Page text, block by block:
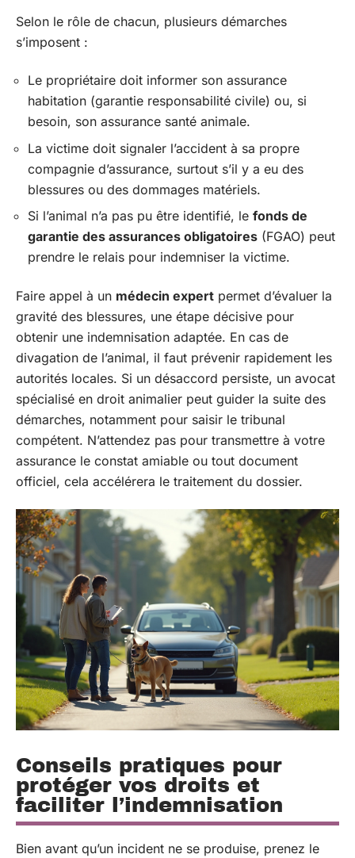
Selon le rôle de chacun, plusieurs démarches
s’imposent :
Le propriétaire doit informer son assurance
habitation (garantie responsabilité civile) ou, si
besoin, son assurance santé animale.
La victime doit signaler l’accident à sa propre
compagnie d’assurance, surtout s’il y a eu des
blessures ou des dommages matériels.
Si l’animal n’a pas pu être identifié, le fonds de
garantie des assurances obligatoires (FGAO) peut
prendre le relais pour indemniser la victime.
Faire appel à un médecin expert permet d’évaluer la
gravité des blessures, une étape décisive pour
obtenir une indemnisation adaptée. En cas de
divagation de l’animal, il faut prévenir rapidement les
autorités locales. Si un désaccord persiste, un avocat
spécialisé en droit animalier peut guider la suite des
démarches, notamment pour saisir le tribunal
compétent. N’attendez pas pour transmettre à votre
assurance le constat amiable ou tout document
officiel, cela accélérera le traitement du dossier.
Conseils pratiques pour
protéger vos droits et
faciliter l’indemnisation
Bien avant qu’un incident ne se produise, prenez le